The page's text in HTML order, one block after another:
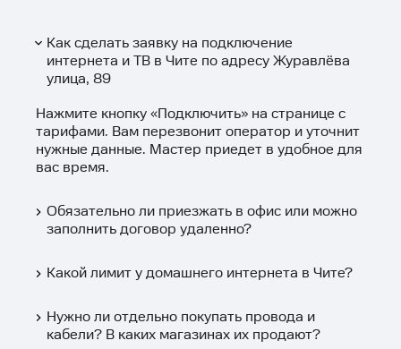
Как сделать заявку на подключение
интернета и ТВ в Чите по адресу Журавлёва
улица, 89
Нажмите кнопку «Подключить» на странице с
тарифами. Вам перезвонит оператор и уточнит
нужные данные. Мастер приедет в удобное для
вас время.
Обязательно ли приезжать в офис или можно
заполнить договор удаленно?
Какой лимит у домашнего интернета в Чите?
Нужно ли отдельно покупать провода и
кабели? В каких магазинах их продают?